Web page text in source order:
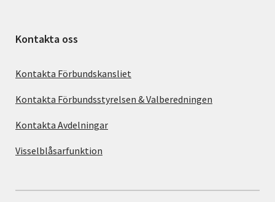
Kontakta oss
Kontakta Förbundskansliet
Kontakta Förbundsstyrelsen & Valberedningen
Kontakta Avdelningar
Visselblåsarfunktion